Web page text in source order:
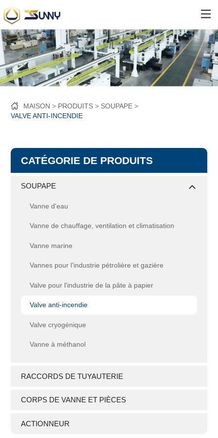
MAISON PRODUITS
SOUPAPE
VALVE ANTI-INCENDIE
CATÉGORIE DE PRODUITS
SOUPAPE
Vanne d'eau
Vanne de chauffage, ventilation et climatisation
Vanne marine
Vannes pour l'industrie pétrolière et gazière
Valve pour l'industrie de la pâte à papier
Valve anti-incendie
Valve cryogénique
Vanne à méthanol
RACCORDS DE TUYAUTERIE
CORPS DE VANNE ET PIÈCES
ACTIONNEUR